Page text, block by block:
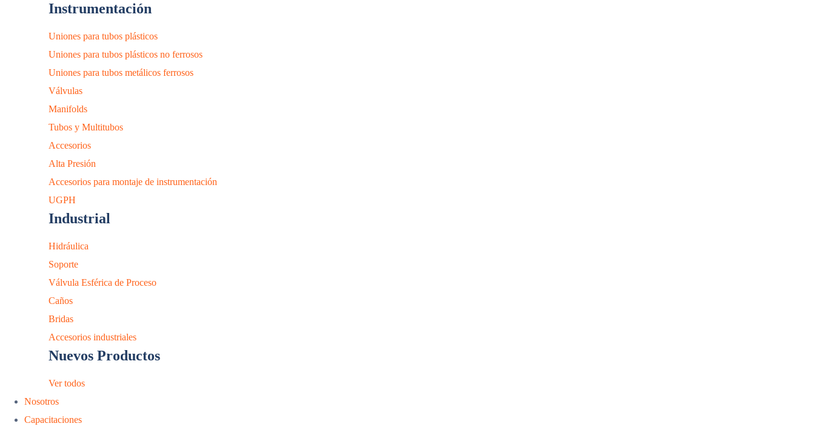
Instrumentación
Uniones para tubos plásticos
Uniones para tubos plásticos no ferrosos
Uniones para tubos metálicos ferrosos
Válvulas
Manifolds
Tubos y Multitubos
Accesorios
Alta Presión
Accesorios para montaje de instrumentación
UGPH
Industrial
Hidráulica
Soporte
Válvula Esférica de Proceso
Caños
Bridas
Accesorios industriales
Nuevos Productos
Ver todos
Nosotros
Capacitaciones